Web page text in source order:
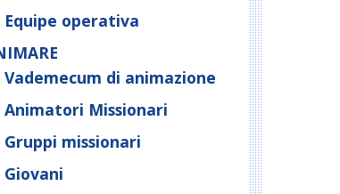
Equipe operativa
Vademecum di animazione
Animatori Missionari
Gruppi missionari
Giovani